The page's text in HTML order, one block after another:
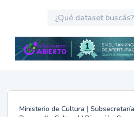
Ministerio de Cultura |